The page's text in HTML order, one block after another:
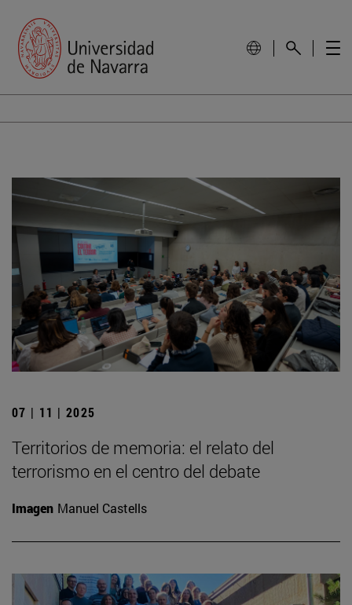
07 | 11 | 2025
Territorios de memoria: el relato del
terrorismo en el centro del debate
Imagen Manuel Castells